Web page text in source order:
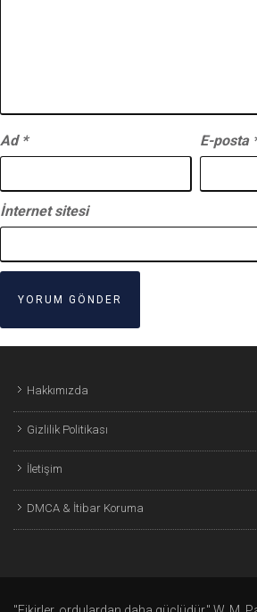
Ad * E-posta
İnternet sitesi
Hakkımızda
Gizlilik Politikası
İletişim
DMCA & İtibar Koruma